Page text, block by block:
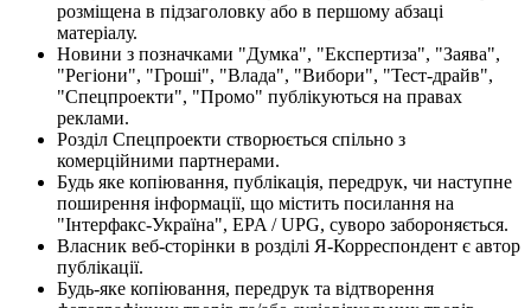
розміщена в підзаголовку або в першому абзаці
матеріалу.
Новини з позначками "Думка", "Експертиза", "Заява",
"Регіони", "Гроші", "Влада", "Вибори", "Тест-драйв",
"Спецпроекти", "Промо" публікуються на правах
реклами.
Розділ Спецпроекти створюється спільно з
комерційними партнерами.
Будь яке копіювання, публікація, передрук, чи наступне
поширення інформації, що містить посилання на
"Інтерфакс-Україна", EPA / UPG, суворо забороняється.
Власник веб-сторінки в розділі Я-Корреспондент є автор
публікації.
Будь-яке копіювання, передрук та відтворення